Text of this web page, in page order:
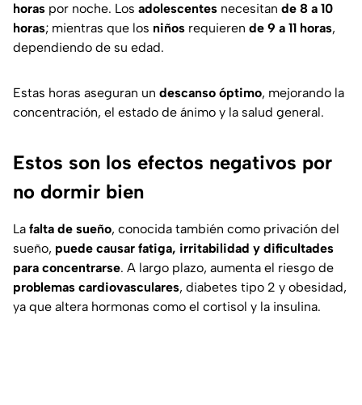
horas por noche. Los adolescentes necesitan de 8 a 10
horas; mientras que los niños requieren de 9 a 11 horas,
dependiendo de su edad.
Estas horas aseguran un descanso óptimo, mejorando la
concentración, el estado de ánimo y la salud general.
Estos son los efectos negativos por
no dormir bien
La falta de sueño, conocida también como privación del
sueño, puede causar fatiga, irritabilidad y dificultades
para concentrarse. A largo plazo, aumenta el riesgo de
problemas cardiovasculares, diabetes tipo 2 y obesidad,
ya que altera hormonas como el cortisol y la insulina.